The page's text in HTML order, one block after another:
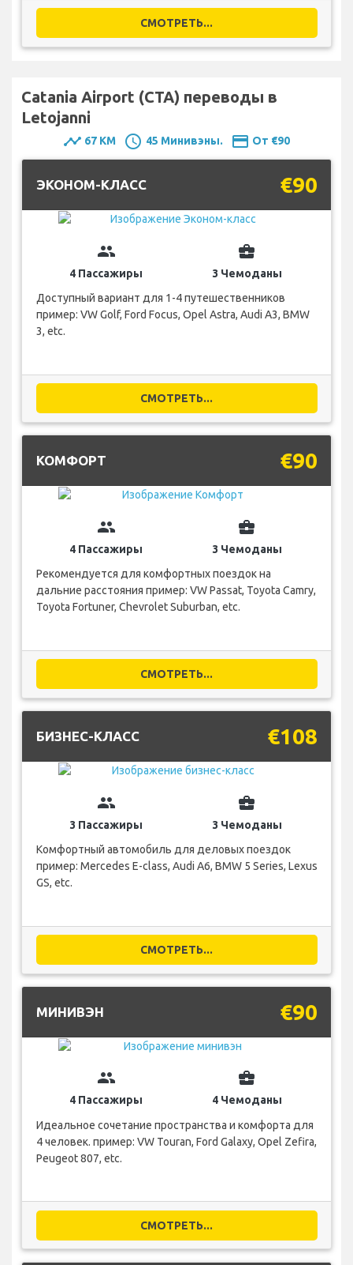
СМОТРЕТЬ...
Catania Airport (CTA) переводы в
Letojanni
timeline 67 KM schedule 45 Минивэны. payment От €90
ЭКОНОМ-КЛАСС €90
group
4 Пассажиры
business_center
3 Чемоданы
Доступный вариант для 1-4 путешественников
пример: VW Golf, Ford Focus, Opel Astra, Audi A3, BMW
3, etc.
СМОТРЕТЬ...
КОМФОРТ €90
group
4 Пассажиры
business_center
3 Чемоданы
Рекомендуется для комфортных поездок на
дальние расстояния пример: VW Passat, Toyota Camry,
Toyota Fortuner, Chevrolet Suburban, etc.
СМОТРЕТЬ...
БИЗНЕС-КЛАСС €108
group
3 Пассажиры
business_center
3 Чемоданы
Комфортный автомобиль для деловых поездок
пример: Mercedes E-class, Audi A6, BMW 5 Series, Lexus
GS, etc.
СМОТРЕТЬ...
МИНИВЭН €90
group
4 Пассажиры
business_center
4 Чемоданы
Идеальное сочетание пространства и комфорта для
4 человек. пример: VW Touran, Ford Galaxy, Opel Zefira,
Peugeot 807, etc.
СМОТРЕТЬ...